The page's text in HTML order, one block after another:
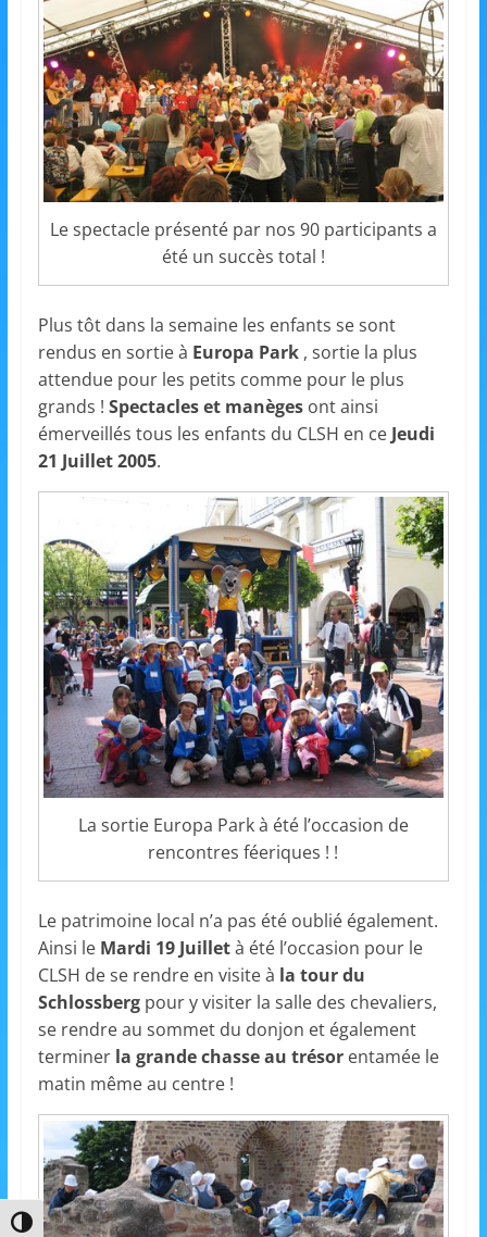
Passer en contraste élevé
Wendel
L
o
i
s
i
r
s
,
é
d
u
c
t
i
o
n
e
t
A
n
i
m
a
t
i
n
à
p
a
r
d
e
3
Le spectacle présenté par nos 90 participants a
été un succès total !
Plus tôt dans la semaine les enfants se sont
rendus en sortie à Europa Park, sortie la plus
attendue pour les petits comme pour le plus
grands ! Spectacles et manèges ont ainsi
émerveillés tous les enfants du CLSH en ceJeudi
21 Juillet 2005.
La sortie Europa Park à été l’occasion de
rencontres féeriques ! !
Le patrimoine local n’a pas été oublié également.
Ainsi le Mardi 19 Juilletà été l’occasion pour le
CLSH de se rendre en visite à la tour du
Schlossberg pour y visiter la salle des chevaliers,
se rendre au sommet du donjon et également
terminer la grande chasse au trésorentamée le
matin même au centre !